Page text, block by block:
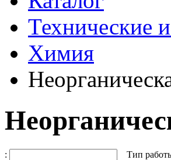
Технические
Химия
: Тип